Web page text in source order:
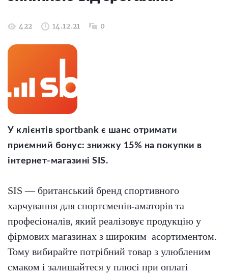
422 14.12.21 0
У клієнтів sportbank є шанс отримати
приємний бонус: знижку 15% на покупки в
інтернет-магазині SIS.
SIS — британський бренд спортивного
харчування для спортсменів-аматорів та
професіоналів, який реалізовує продукцію у
фірмових магазинах з широким асортиментом.
Тому вибирайте потрібний товар з улюбленим
смаком і залишайтеся у плюсі при оплаті